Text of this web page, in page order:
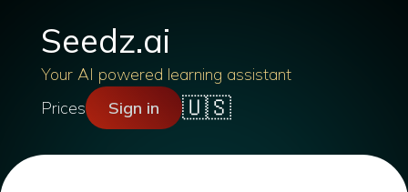
Seedz.ai
Your AI powered learning assistant
Prices
Sign in 🇺🇸